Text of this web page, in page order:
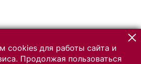
cookies для работы сайта и
Продолжая пользоваться